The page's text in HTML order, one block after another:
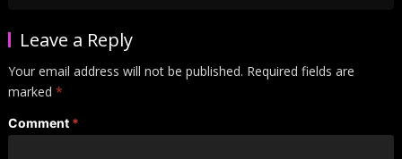
Leave a Reply
Your email address will not be published. Required fields are
marked *
Comment *